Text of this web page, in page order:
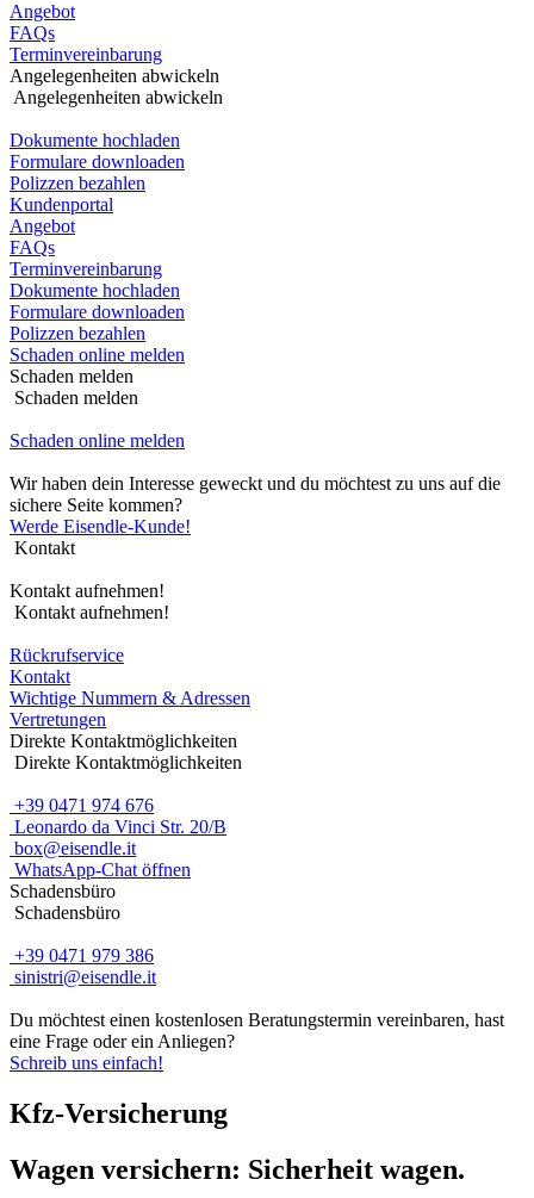
Angebot
FAQs
Terminvereinbarung
Angelegenheiten abwickeln
Angelegenheiten abwickeln
Dokumente hochladen
Formulare downloaden
Polizzen bezahlen
Kundenportal
Angebot
FAQs
Terminvereinbarung
Dokumente hochladen
Formulare downloaden
Polizzen bezahlen
Schaden online melden
Schaden melden
Schaden melden
Schaden online melden
Wir haben dein Interesse geweckt und du möchtest zu uns auf die
sichere Seite kommen?
Werde Eisendle-Kunde!
Kontakt
Kontakt aufnehmen!
Kontakt aufnehmen!
Rückrufservice
Kontakt
Wichtige Nummern & Adressen
Vertretungen
Direkte Kontaktmöglichkeiten
Direkte Kontaktmöglichkeiten
+39 0471 974 676
Leonardo da Vinci Str. 20/B
box@eisendle.it
WhatsApp-Chat öffnen
Schadensbüro
Schadensbüro
+39 0471 979 386
sinistri@eisendle.it
Du möchtest einen kostenlosen Beratungstermin vereinbaren, hast
eine Frage oder ein Anliegen?
Schreib uns einfach!
Kfz-Versicherung
Wagen versichern: Sicherheit wagen.